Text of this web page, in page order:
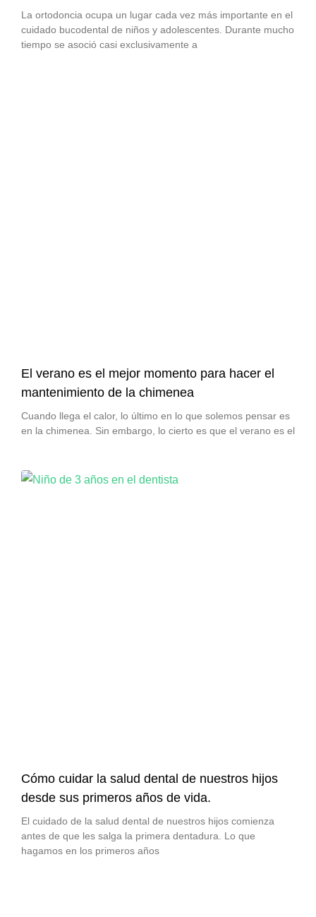
La ortodoncia ocupa un lugar cada vez más importante en el
cuidado bucodental de niños y adolescentes. Durante mucho
tiempo se asoció casi exclusivamente a
El verano es el mejor momento para hacer el
mantenimiento de la chimenea
Cuando llega el calor, lo último en lo que solemos pensar es
en la chimenea. Sin embargo, lo cierto es que el verano es el
Cómo cuidar la salud dental de nuestros hijos
desde sus primeros años de vida.
El cuidado de la salud dental de nuestros hijos comienza
antes de que les salga la primera dentadura. Lo que
hagamos en los primeros años